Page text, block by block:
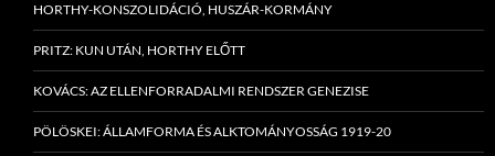
HORTHY-KONSZOLIDÁCIÓ, HUSZÁR-KORMÁNY
PRITZ: KUN UTÁN, HORTHY ELŐTT
KOVÁCS: AZ ELLENFORRADALMI RENDSZER GENEZISE
PÖLÖSKEI: ÁLLAMFORMA ÉS ALKTOMÁNYOSSÁG 1919-20